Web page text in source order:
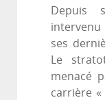
Depuis
intervenu
ses
Le
menacé
carrière